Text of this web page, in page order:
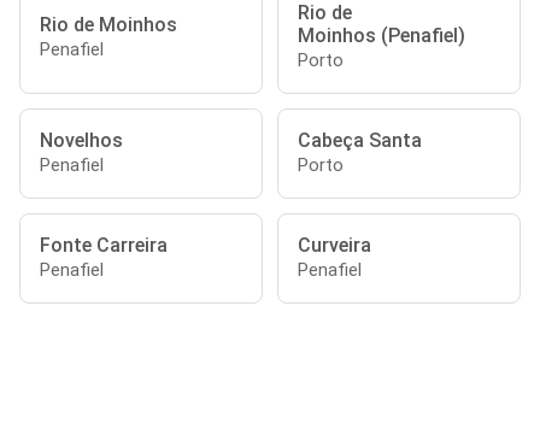
Rio de Moinhos
Penafiel
Rio de
Moinhos (Penafiel)
Porto
Novelhos
Penafiel
Cabeça Santa
Porto
Fonte Carreira
Penafiel
Curveira
Penafiel